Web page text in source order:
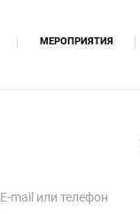
МЕРОПРИЯТИЯ
E-mail или телефон